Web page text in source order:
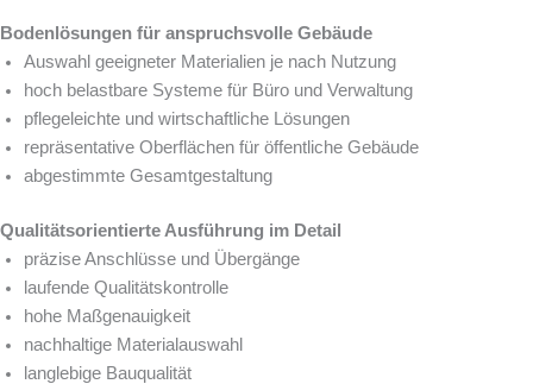
Bodenlösungen für anspruchsvolle Gebäude
Auswahl geeigneter Materialien je nach Nutzung
hoch belastbare Systeme für Büro und Verwaltung
pflegeleichte und wirtschaftliche Lösungen
repräsentative Oberflächen für öffentliche Gebäude
abgestimmte Gesamtgestaltung
Qualitätsorientierte Ausführung im Detail
präzise Anschlüsse und Übergänge
laufende Qualitätskontrolle
hohe Maßgenauigkeit
nachhaltige Materialauswahl
langlebige Bauqualität